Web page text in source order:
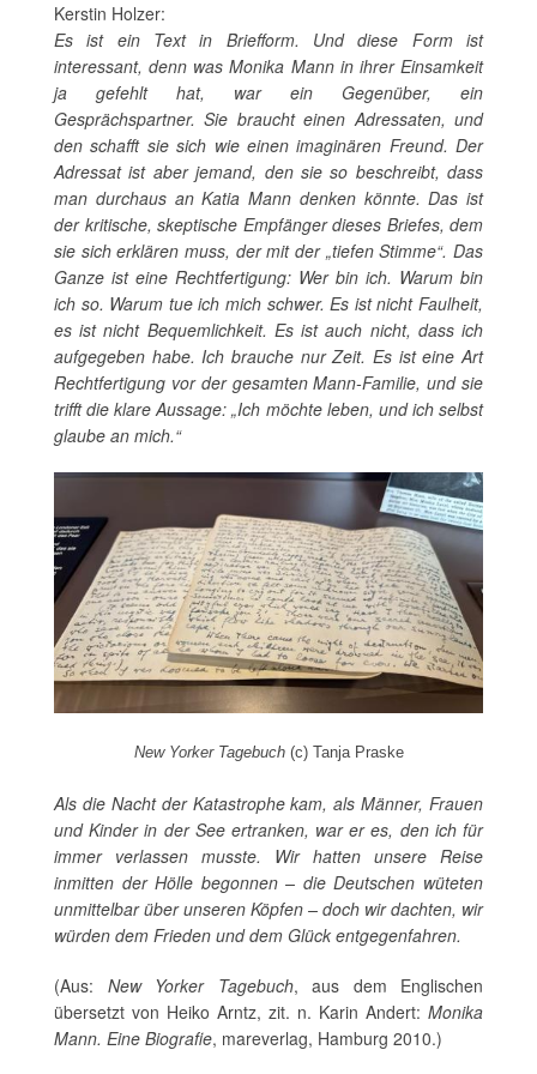
Kerstin Holzer:
Es ist ein Text in Briefform. Und diese Form ist
interessant, denn was Monika Mann in ihrer Einsamkeit
ja gefehlt hat, war ein Gegenüber, ein
Gesprächspartner. Sie braucht einen Adressaten, und
den schafft sie sich wie einen imaginären Freund. Der
Adressat ist aber jemand, den sie so beschreibt, dass
man durchaus an Katia Mann denken könnte. Das ist
der kritische, skeptische Empfänger dieses Briefes, dem
sie sich erklären muss, der mit der „tiefen Stimme“. Das
Ganze ist eine Rechtfertigung: Wer bin ich. Warum bin
ich so. Warum tue ich mich schwer. Es ist nicht Faulheit,
es ist nicht Bequemlichkeit. Es ist auch nicht, dass ich
aufgegeben habe. Ich brauche nur Zeit. Es ist eine Art
Rechtfertigung vor der gesamten Mann-Familie, und sie
trifft die klare Aussage: „Ich möchte leben, und ich selbst
glaube an mich.“
New Yorker Tagebuch(c) Tanja Praske
Als die Nacht der Katastrophe kam, als Männer, Frauen
und Kinder in der See ertranken, war er es, den ich für
immer verlassen musste. Wir hatten unsere Reise
inmitten der Hölle begonnen – die Deutschen wüteten
unmittelbar über unseren Köpfen – doch wir dachten, wir
würden dem Frieden und dem Glück entgegenfahren.
(Aus: New Yorker Tagebuch, aus dem Englischen
übersetzt von Heiko Arntz, zit. n. Karin Andert: Monika
Mann. Eine Biografie, mareverlag, Hamburg 2010.)